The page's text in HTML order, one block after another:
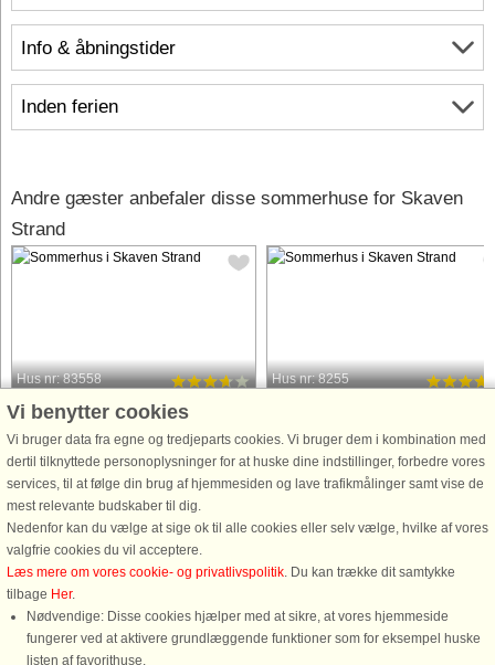
Info & åbningstider
Inden ferien
Andre gæster anbefaler disse sommerhuse for Skaven
Strand
Hus nr: 83558
Skaven Strand
8 personer, 125 m²
100 m til kyst.
Dette sauna og spa sommerhus med
1. sal er beliggende i Skaven på en
naturgrund ca. 100 meter fra
Ringkøbing Fjord. Her er en fantastisk
udsigt over fjorden, og både fra 1. sal
men også fra spisestuen ...
fra 3.830 DKK
Hus nr: 8255
8 personer, 124 m²
100 m til kyst.
Vil I bo nærmest kun et stenkast fra
igenenm foregår mange aktiviteter,
skønne træ sommerhus det helt
Vi benytter cookies
Vi bruger data fra egne og tredjeparts cookies. Vi bruger dem i kombination med
dertil tilknyttede personoplysninger for at huske dine indstillinger, forbedre vores
services, til at følge din brug af hjemmesiden og lave trafikmålinger samt vise de
mest relevante budskaber til dig.
Nedenfor kan du vælge at sige ok til alle cookies eller selv vælge, hvilke af vores
valgfrie cookies du vil acceptere.
Læs mere om vores cookie- og privatlivspolitik. Du kan trække dit samtykke
tilbage Her.
Nødvendige: Disse cookies hjælper med at sikre, at vores hjemmeside
fungerer ved at aktivere grundlæggende funktioner som for eksempel huske
listen af favorithuse.